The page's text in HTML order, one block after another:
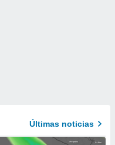
Últimas noticias